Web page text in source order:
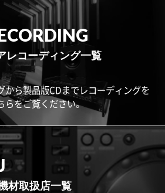
レコーディング一覧
から製品版CDまでレコーディングを
らをご覧ください。
材取扱店一覧